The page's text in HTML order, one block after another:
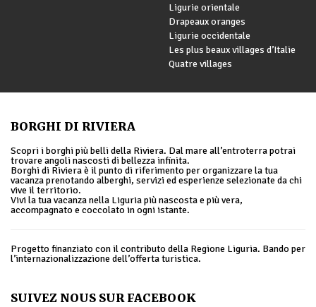
Ligurie orientale
Drapeaux oranges
Ligurie occidentale
Les plus beaux villages d’Italie
Quatre villages
BORGHI DI RIVIERA
Scopri i borghi più belli della Riviera. Dal mare all’entroterra potrai
trovare angoli nascosti di bellezza infinita.
Borghi di Riviera è il punto di riferimento per organizzare la tua
vacanza prenotando alberghi, servizi ed esperienze selezionate da chi
vive il territorio.
Vivi la tua vacanza nella Liguria più nascosta e più vera,
accompagnato e coccolato in ogni istante.
Progetto finanziato con il contributo della Regione Liguria. Bando per
l’internazionalizzazione dell’offerta turistica.
SUIVEZ NOUS SUR FACEBOOK